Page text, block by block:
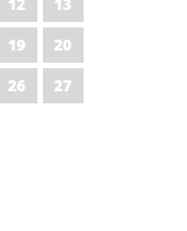
12
13
19
20
26
27